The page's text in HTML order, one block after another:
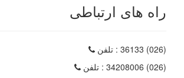
راه های ارتباطی
(026) 36133
: تلفن
(026) 34208006
: تلفن